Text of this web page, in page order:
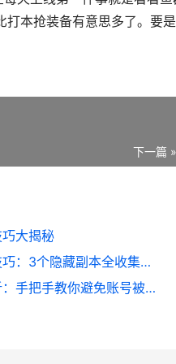
本抢装备有意思多了。要
下一篇 »
大揭秘
流落白羽逆水寒速通技巧：3个隐藏副本全收集指南
逆水寒申述过程全解析：手把手教你避免账号被封的坑